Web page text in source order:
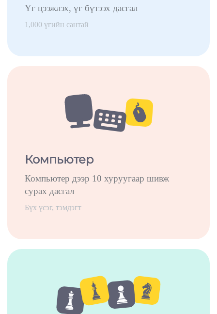
Үг цээжлэх, үг бүтээх дасгал
1,000 үгийн сантай
Компьютер
Компьютер дээр 10 хуруугаар шивж
сурах дасгал
Бүх үсэг, тэмдэгт